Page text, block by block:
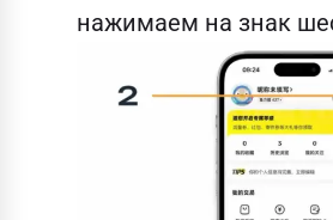
нажимаем на знак